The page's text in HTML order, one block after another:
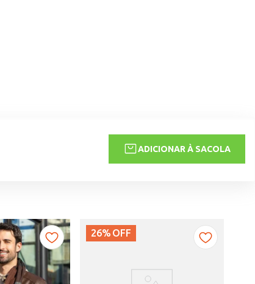
ADICIONAR À SACOLA
26% OFF